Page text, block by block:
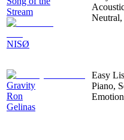
Stream
NISØ
Gravity
Ron
Gelinas
Easy
Piano,